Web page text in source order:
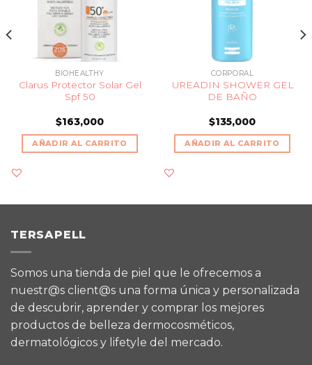
BIOHEALTHY
Clarus Protector Solar Gel
Spf 50
$163,000
AÑADIR AL CARRITO
CORPORAL
UREADIN SHOWER GEL
DE BAÑO
$135,000
AÑADIR AL CARRITO
TERSAPELL
Somos una tienda de piel que le ofrecemos a
nuestr@s client@s una forma única y personalizada
de descubrir, aprender y comprar los mejores
productos de belleza dermocosméticos,
dermatológicos y lifetyle del mercado.